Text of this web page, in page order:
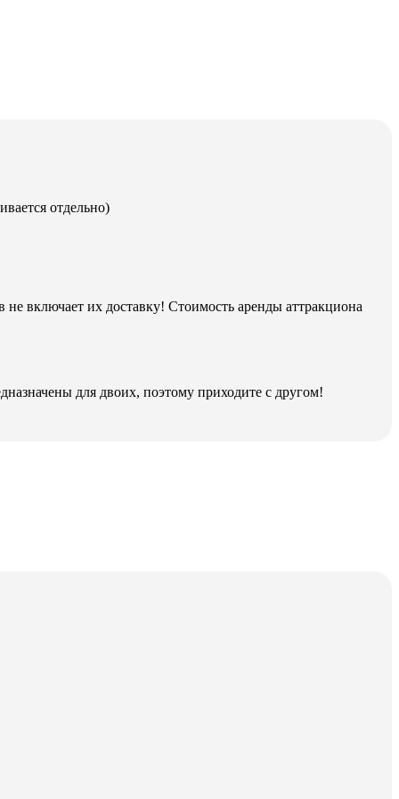
отдельно)
включает их доставку! Стоимость аренды аттракциона
для двоих, поэтому приходите с другом!